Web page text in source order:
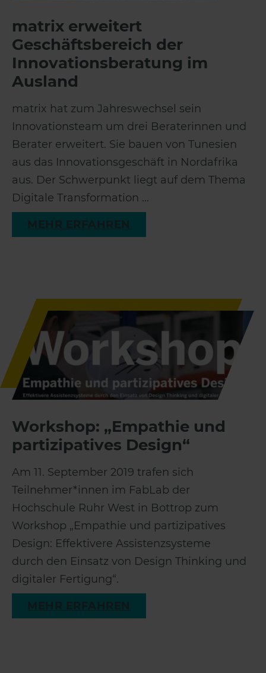
matrix erweitert
Geschäftsbereich der
Innovationsberatung im
Ausland
matrix hat zum Jahreswechsel sein
Innovationsteam um drei Beraterinnen und
Berater erweitert. Sie bauen von Tunesien
aus das Innovationsgeschäft in Nordafrika
aus. Der Schwerpunkt liegt auf dem Thema
Digitale Transformation ...
Workshop: „Empathie und
partizipatives Design“
Am 11. September 2019 trafen sich
Teilnehmer*innen im FabLab der
Hochschule Ruhr West in Bottrop zum
Workshop „Empathie und partizipatives
Design: Effektivere Assistenzsysteme
durch den Einsatz von Design Thinking und
digitaler Fertigung“.